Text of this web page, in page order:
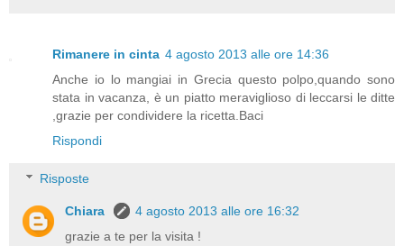
Rimanere in cinta 4 agosto 2013 alle ore 14:36
Anche io lo mangiai in Grecia questo polpo,quando sono
stata in vacanza, è un piatto meraviglioso di leccarsi le ditte
,grazie per condividere la ricetta.Baci
Rispondi
Risposte
Chiara
4 agosto 2013 alle ore 16:32
grazie a te per la visita !